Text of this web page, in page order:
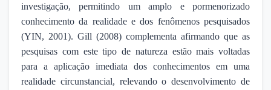
investigação, permitindo um amplo e pormenorizado
conhecimento da realidade e dos fenômenos pesquisados
(YIN, 2001). Gill (2008) complementa afirmando que as
pesquisas com este tipo de natureza estão mais voltadas
para a aplicação imediata dos conhecimentos em uma
realidade circunstancial, relevando o desenvolvimento de